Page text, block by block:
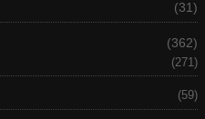
(31)
(362)
(271)
(59)